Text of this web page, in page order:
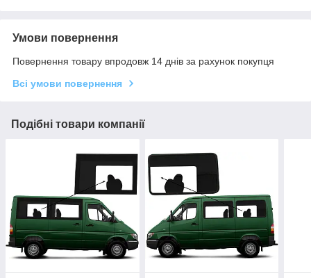
Умови повернення
Повернення товару впродовж 14 днів за рахунок покупця
Всі умови повернення
Подібні товари компанії